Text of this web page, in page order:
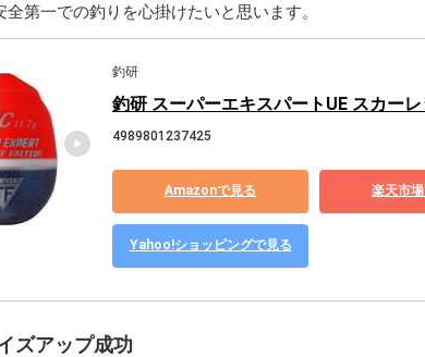
第一での釣りを心掛けたいと思います。
釣研
釣研 スーパーエキスパートUE スカー
4989801237425
Amazonで見る 楽天市
Yahoo!ショッピングで見る
ズアップ成功